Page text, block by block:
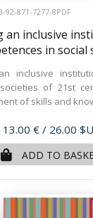
92-871-7277-8PDF
an inclusive
in social
inclusive
of 21st
of skills and
Price
13.00 € / 26.00
ADD TO